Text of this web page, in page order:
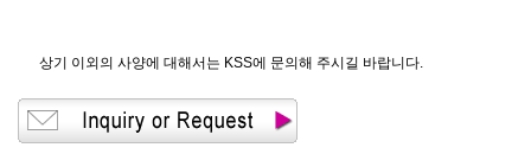
상기 이외의 사양에 대해서는 KSS에 문의해 주시길 바랍니다.